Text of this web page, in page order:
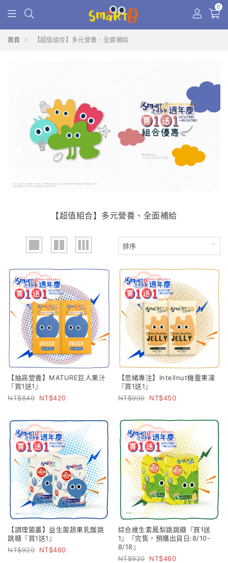
0
首頁 【超值組合】多元營養、全面補給
【超值組合】多元營養、全面補給
【抽高營養】MATURE巨人果汁
『買1送1』
840
420
【思緒專注】Intellnut機靈果凍
『買1送1』
900
450
【調理菌叢】益生菌蔬果乳酸跳
跳糖『買1送1』
920
460
綜合維生素鳳梨跳跳糖『買1送
1』『完售，預購出貨日:8/10-
8/18』
920
460